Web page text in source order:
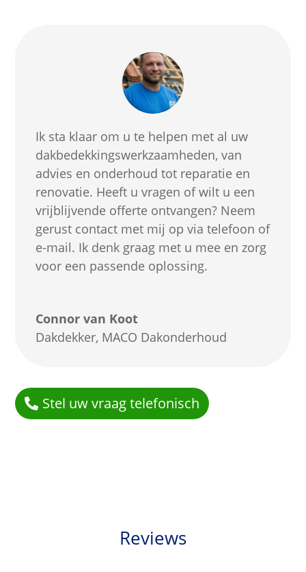
Ik sta klaar om u te helpen met al uw
dakbedekkingswerkzaamheden, van
advies en onderhoud tot reparatie en
renovatie. Heeft u vragen of wilt u een
vrijblijvende offerte ontvangen? Neem
gerust contact met mij op via telefoon of
e-mail. Ik denk graag met u mee en zorg
voor een passende oplossing.
Connor van Koot
Dakdekker, MACO Dakonderhoud
Stel uw vraag telefonisch
Reviews